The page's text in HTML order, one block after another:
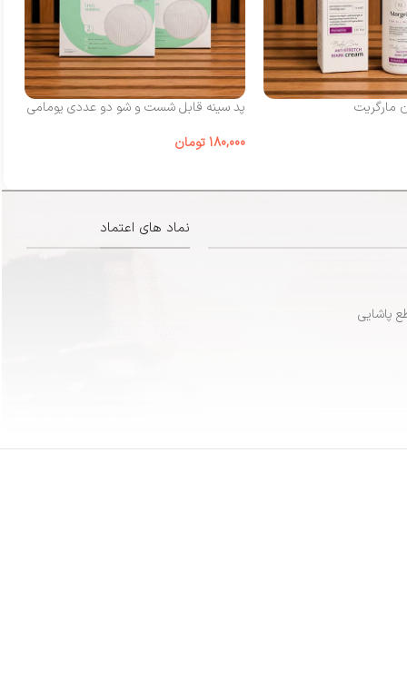
مارگریت
پد سینه قابل شست‌ و شو دو عددی یومامی
180,000 تومان
نماد های اعتماد